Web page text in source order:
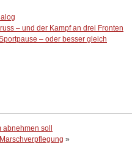
– und der Kampf an drei Fronten
– oder besser gleich
soll
»